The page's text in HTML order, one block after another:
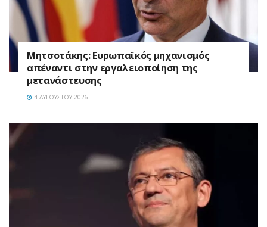
Μητσοτάκης: Ευρωπαϊκός μηχανισμός
απέναντι στην εργαλειοποίηση της
μετανάστευσης
4 ΑΥΓΟΎΣΤΟΥ 2026